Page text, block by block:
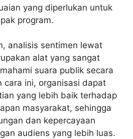
yang diperlukan untuk
program.
analisis sentimen lewat
alat yang sangat
suara publik secara
cara ini, organisasi dapat
yang lebih baik terhadap
masyarakat, sehingga
dan kepercayaan
audiens yang lebih luas.